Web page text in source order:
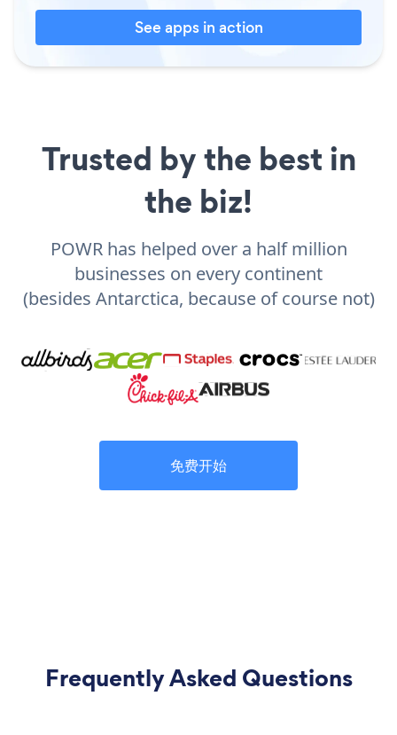
See apps in action
Trusted by the best in
the biz!
POWR has helped over a half million
businesses on every continent
(besides Antarctica, because of course not)
免费开始
Frequently Asked Questions